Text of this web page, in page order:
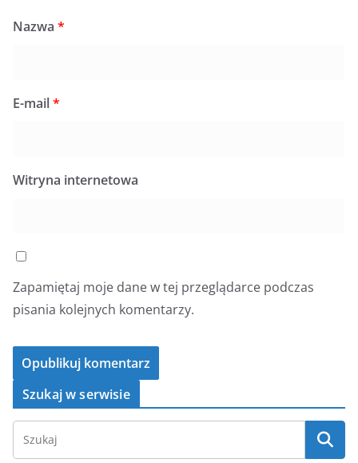
Nazwa *
E-mail*
Witryna internetowa
Zapamiętaj moje dane w tej przeglądarce podczas
pisania kolejnych komentarzy.
Szukaj w serwisie